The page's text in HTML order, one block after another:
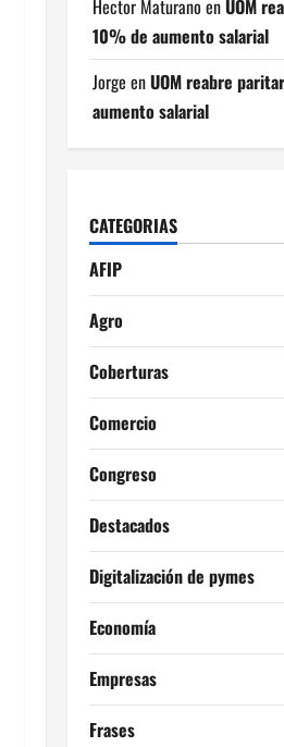
Hector Maturano enUOM
10% de aumento salarial
Jorge enUOM reabre
aumento salarial
CATEGORIAS
AFIP
Agro
Coberturas
Comercio
Congreso
Destacados
Digitalización de pymes
Economía
Empresas
Frases